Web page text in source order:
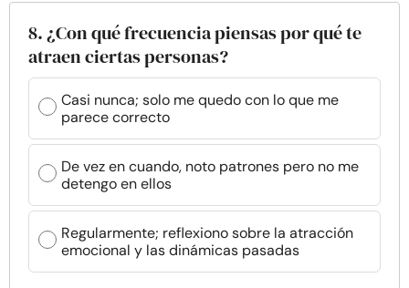
8. ¿Con qué frecuencia piensas por qué te
atraen ciertas personas?
Casi nunca; solo me quedo con lo que me
parece correcto
De vez en cuando, noto patrones pero no me
detengo en ellos
Regularmente; reflexiono sobre la atracción
emocional y las dinámicas pasadas